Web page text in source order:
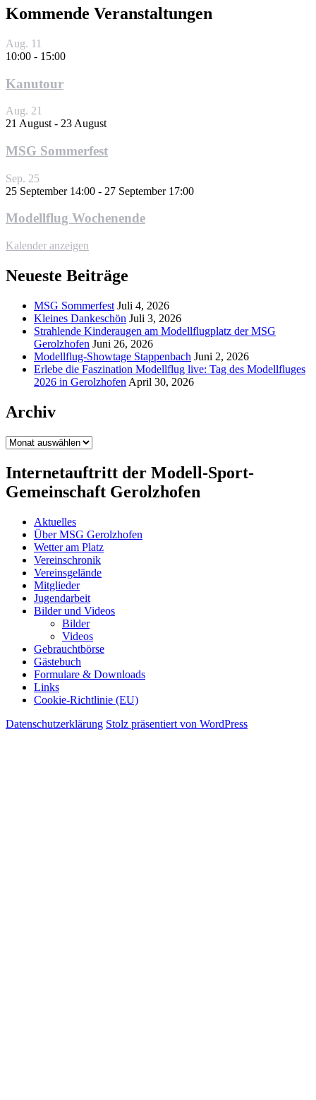
Kommende Veranstaltungen
Aug. 11
10:00 - 15:00
Kanutour
Aug. 21
21 August - 23 August
MSG Sommerfest
Sep. 25
25 September 14:00 - 27 September 17:00
Modellflug Wochenende
Kalender anzeigen
Neueste Beiträge
MSG Sommerfest Juli 4, 2026
Kleines Dankeschön Juli 3, 2026
Strahlende Kinderaugen am Modellflugplatz der MSG
Gerolzhofen Juni 26, 2026
Modellflug-Showtage Stappenbach Juni 2, 2026
Erlebe die Faszination Modellflug live: Tag des Modellfluges
2026 in Gerolzhofen April 30, 2026
Archiv
Archiv
Internetauftritt der Modell-Sport-
Gemeinschaft Gerolzhofen
Aktuelles
Über MSG Gerolzhofen
Wetter am Platz
Vereinschronik
Vereinsgelände
Mitglieder
Jugendarbeit
Bilder und Videos
Bilder
Videos
Gebrauchtbörse
Gästebuch
Formulare & Downloads
Links
Cookie-Richtlinie (EU)
Datenschutzerklärung Stolz präsentiert von WordPress